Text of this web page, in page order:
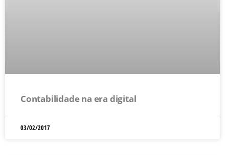
Contabilidade na era digital
03/02/2017